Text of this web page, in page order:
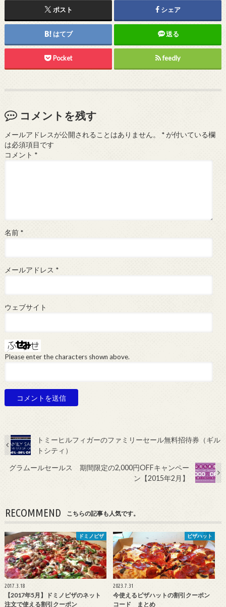
ポスト シェア
はてブ 送る
Pocket feedly
コメントを残す
メールアドレスが公開されることはありません。 *が付いている欄
は必須項目です
コメント *
名前 *
メールアドレス *
ウェブサイト
Please enter the characters shown above.
トミーヒルフィガーのファミリーセール無料招待券（ギル
トシティ）
グラムールセールス 期間限定の2,000円OFFキャンペー
ン【2015年2月】
RECOMMEND こちらの記事も人気です。
ドミノピザ
2017.3.18
【2017年5月】ドミノピザのネット
注文で使える割引クーポン
ピザハット
2023.7.31
今使えるピザハットの割引クーポン
コード まとめ